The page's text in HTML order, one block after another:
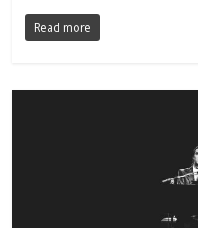
Read more